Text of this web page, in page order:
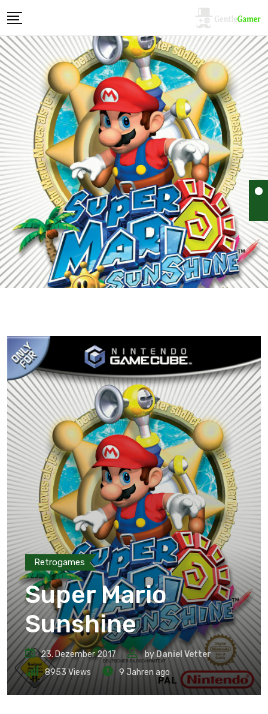
Retrogames
Super Mario
Sunshine
23. Dezember 2017 byDaniel Vetter
8953Views 9 Jahren ago